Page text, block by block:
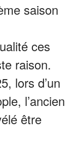
saison
ces
raison.
lors d’un
l’ancien
être